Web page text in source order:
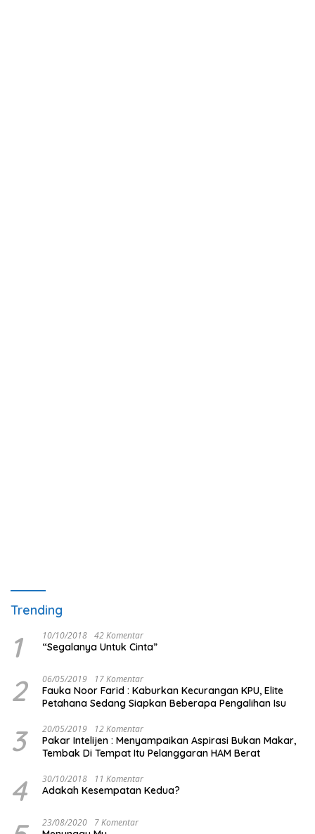
Trending
1 10/10/2018 42 Komentar
“Segalanya Untuk Cinta”
2 06/05/2019 17 Komentar
Fauka Noor Farid : Kaburkan Kecurangan KPU, Elite
Petahana Sedang Siapkan Beberapa Pengalihan Isu
3 20/05/2019 12 Komentar
Pakar Intelijen : Menyampaikan Aspirasi Bukan Makar,
Tembak Di Tempat Itu Pelanggaran HAM Berat
4 30/10/2018 11 Komentar
Adakah Kesempatan Kedua?
23/08/2020 7 Komentar